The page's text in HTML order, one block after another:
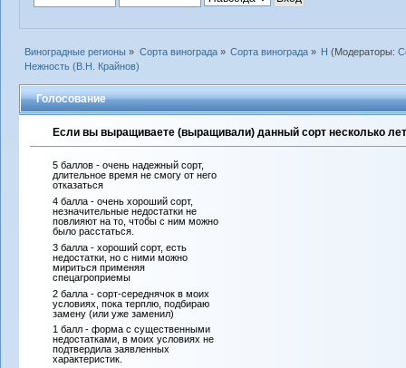
Виноградные регионы » Сорта винограда» Сорта винограда» Н (Модераторы:
Нежность (В.Н. Крайнов)
Голосование
Если вы выращиваете (выращивали) данный сорт несколько
5 баллов - очень надежный сорт,
длительное время не смогу от него
отказаться
4 балла - очень хороший сорт,
незначительные недостатки не
повлияют на то, чтобы с ним можно
было расстаться.
3 балла - хороший сорт, есть
недостатки, но с ними можно
мириться применяя
спецагроприемы
2 балла - сорт-середнячок в моих
условиях, пока терплю, подбираю
замену (или уже заменил)
1 балл - форма с существенными
недостатками, в моих условиях не
подтвердила заявленных
характеристик.